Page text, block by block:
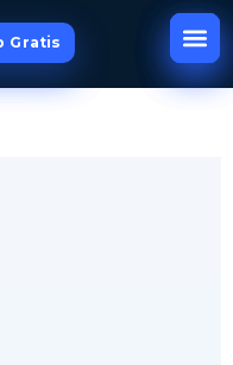
Gratis
Gratis
Gratis